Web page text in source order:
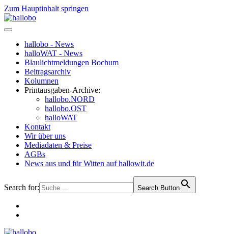
Zum Hauptinhalt springen
hallobo - News
halloWAT - News
Blaulichtmeldungen Bochum
Beitragsarchiv
Kolumnen
Printausgaben-Archive:
hallobo.NORD
hallobo.OST
halloWAT
Kontakt
Wir über uns
Mediadaten & Preise
AGBs
News aus und für Witten auf hallowit.de
Search for: Search Button